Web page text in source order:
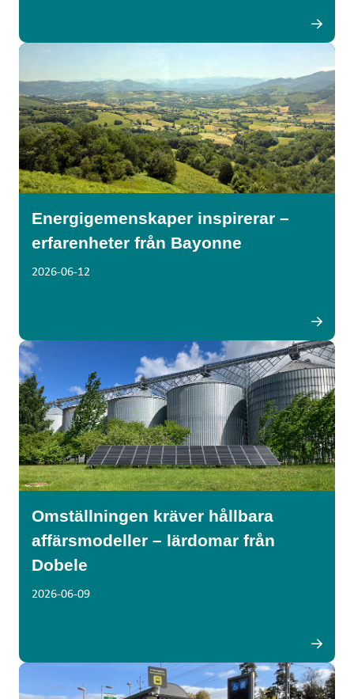
Energigemenskaper inspirerar –
erfarenheter från Bayonne
2026-06-12
Omställningen kräver hållbara
affärsmodeller – lärdomar från
Dobele
2026-06-09